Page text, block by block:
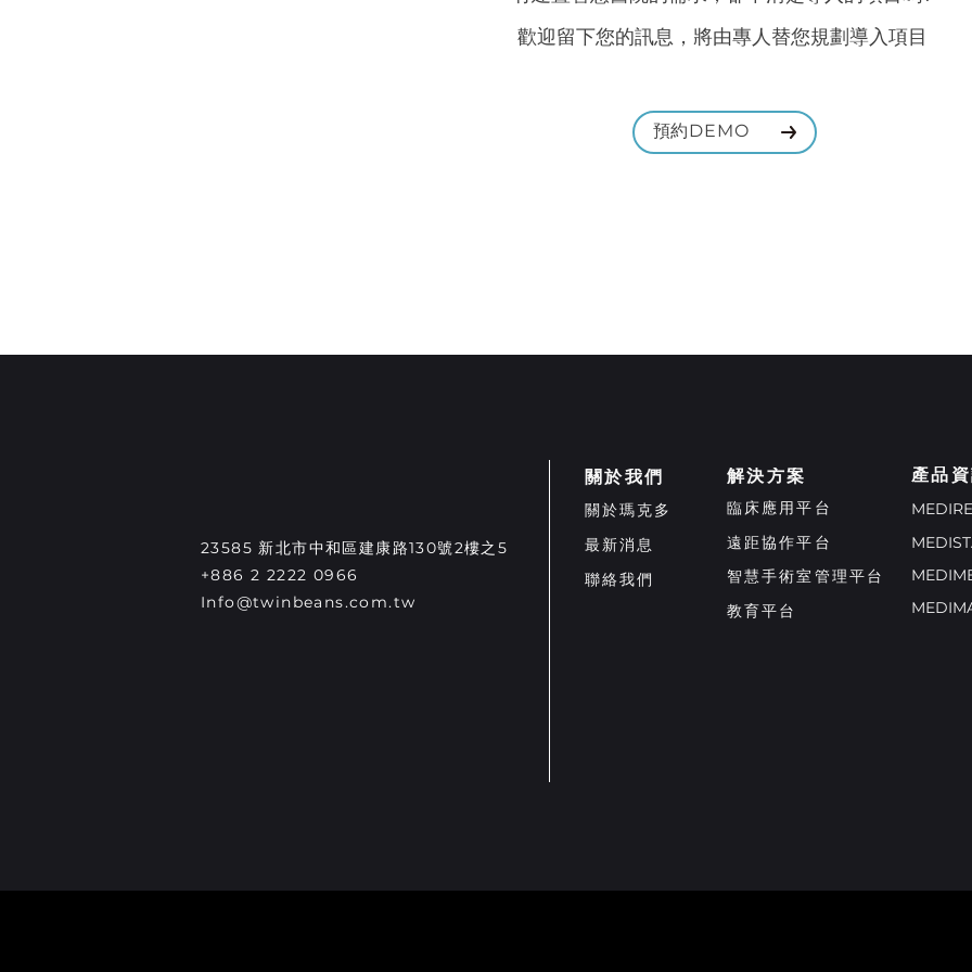
歡迎留下您的訊息，將由專人替您規劃導入項目
預約DEMO
23585 新北市中和區建康路130號2樓之5
+886 2 2222 0966
Info@twinbeans.com.tw
關於我們
關於瑪克多
最新消息
聯絡我們
解決方案
遠距協作平台
臨床應用平台
教育平台
智慧手術室管理平台
產品